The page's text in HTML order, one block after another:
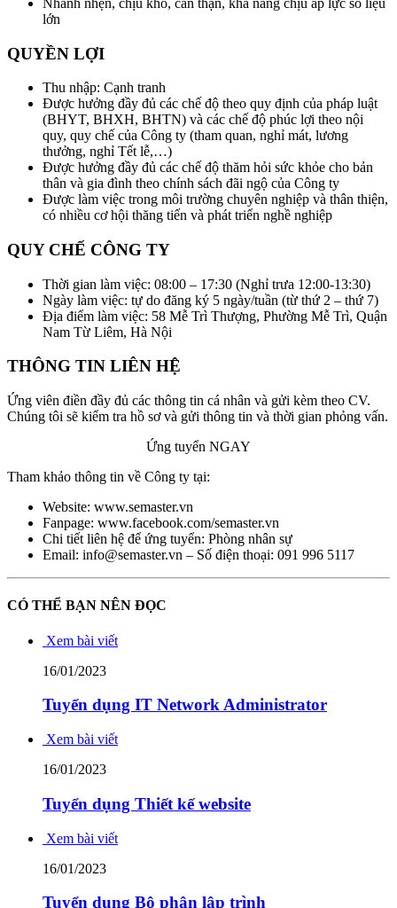
lớn
QUYỀN LỢI
Thu nhập: Cạnh tranh
Được hưởng đầy đủ các chế độ theo quy định của pháp luật
(BHYT, BHXH, BHTN) và các chế độ phúc lợi theo nội
quy, quy chế của Công ty (tham quan, nghỉ mát, lương
thưởng, nghỉ Tết lễ,…)
Được hưởng đầy đủ các chế độ thăm hỏi sức khỏe cho bản
thân và gia đình theo chính sách đãi ngộ của Công ty
Được làm việc trong môi trường chuyên nghiệp và thân thiện,
có nhiều cơ hội thăng tiến và phát triển nghề nghiệp
QUY CHẾ CÔNG TY
Thời gian làm việc: 08:00 – 17:30 (Nghỉ trưa 12:00-13:30)
Ngày làm việc: tự do đăng ký 5 ngày/tuần (từ thứ 2 – thứ 7)
Địa điểm làm việc: 58 Mễ Trì Thượng, Phường Mễ Trì, Quận
Nam Từ Liêm, Hà Nội
THÔNG TIN LIÊN HỆ
Ứng viên điền đầy đủ các thông tin cá nhân và gửi kèm theo CV.
Chúng tôi sẽ kiểm tra hồ sơ và gửi thông tin và thời gian phỏng vấn.
Ứng tuyển NGAY
Tham khảo thông tin về Công ty tại:
Website: www.semaster.vn
Fanpage: www.facebook.com/semaster.vn
Chi tiết liên hệ để ứng tuyển: Phòng nhân sự
Email: info@semaster.vn – Số điện thoại: 091 996 5117
CÓ THỂ BẠN NÊN ĐỌC
Xem bài viết
16/01/2023
Tuyển dụng IT Network Administrator
Xem bài viết
16/01/2023
Tuyển dụng Thiết kế website
Xem bài viết
16/01/2023
Tuyển dụng Bộ phận lập trình